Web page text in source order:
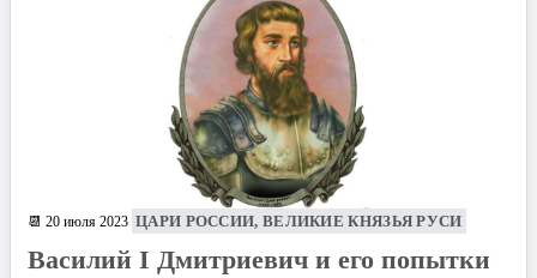
📆 20 июля 2023 ЦАРИ РОССИИ, ВЕЛИКИЕ КНЯЗЬЯ РУСИ
Василий I Дмитриевич и его попытки